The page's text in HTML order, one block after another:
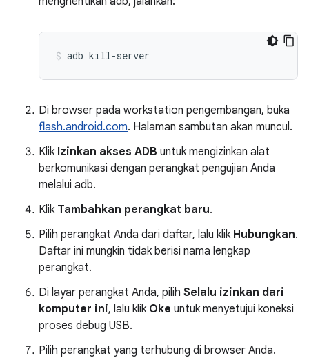
adb kill-server
Di browser pada workstation pengembangan, buka
flash.android.com. Halaman sambutan akan muncul.
Klik Izinkan akses ADB untuk mengizinkan alat
berkomunikasi dengan perangkat pengujian Anda
melalui adb.
Klik Tambahkan perangkat baru.
Pilih perangkat Anda dari daftar, lalu klik Hubungkan.
Daftar ini mungkin tidak berisi nama lengkap
perangkat.
Di layar perangkat Anda, pilih Selalu izinkan dari
komputer ini, lalu klik Oke untuk menyetujui koneksi
proses debug USB.
Pilih perangkat yang terhubung di browser Anda.